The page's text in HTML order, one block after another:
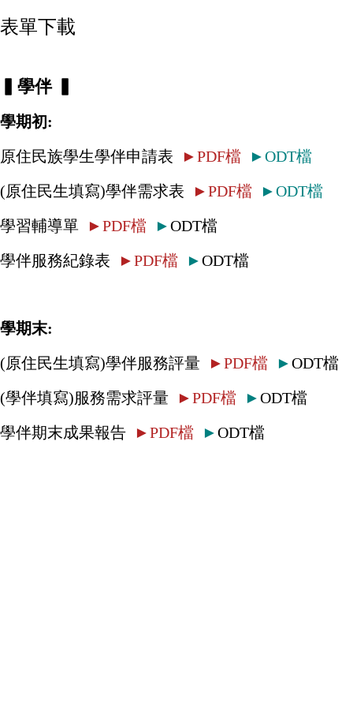
表單下載
學伴
學期初:
原住民族學生學伴申請表
►PDF檔 ►ODT檔
(原住民生填寫)學伴需求表
►PDF檔 ►ODT檔
學習輔導單
►PDF檔 ►ODT檔
學伴服務紀錄表
►PDF檔 ►ODT檔
學期末:
(原住民生填寫)學伴服務評量
►PDF檔 ►ODT檔
(學伴填寫)服務需求評量
►PDF檔 ►ODT檔
學伴期末成果報告
►PDF檔 ►ODT檔